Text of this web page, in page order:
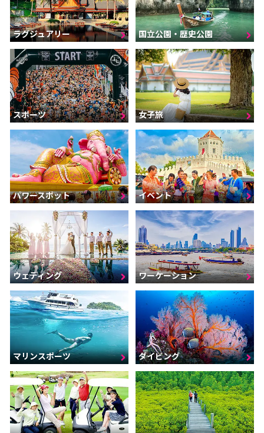
ラグジュアリー 国立公園・歴史公園
スポーツ 女子旅
パワースポット イベント
ウェディング ワーケーション
マリンスポーツ ダイビング